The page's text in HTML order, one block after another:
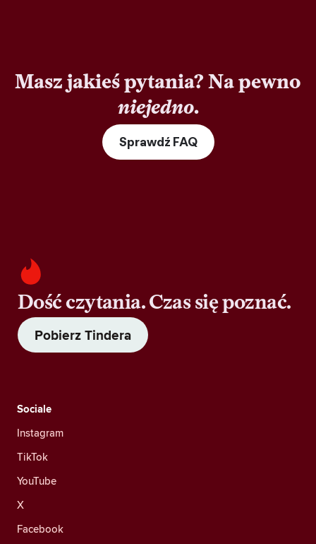
Masz jakieś pytania? Na pewno
niejedno.
Sprawdź FAQ
Dość czytania. Czas się poznać.
Pobierz Tindera
Sociale
Instagram
TikTok
YouTube
X
Facebook